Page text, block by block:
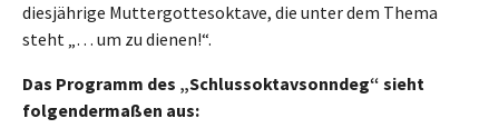
diesjährige Muttergottesoktave, die unter dem Thema
steht „… um zu dienen!“.
Das Programm des „Schlussoktavsonndeg“ sieht
folgendermaßen aus: